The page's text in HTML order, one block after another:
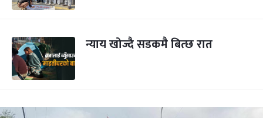
न्याय खोज्दै सडकमै बित्छ रात